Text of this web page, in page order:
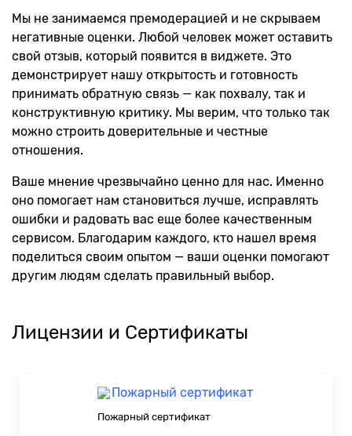
Мы не занимаемся премодерацией и не скрываем
негативные оценки. Любой человек может оставить
свой отзыв, который появится в виджете. Это
демонстрирует нашу открытость и готовность
принимать обратную связь — как похвалу, так и
конструктивную критику. Мы верим, что только так
можно строить доверительные и честные
отношения.
Ваше мнение чрезвычайно ценно для нас. Именно
оно помогает нам становиться лучше, исправлять
ошибки и радовать вас еще более качественным
сервисом. Благодарим каждого, кто нашел время
поделиться своим опытом — ваши оценки помогают
другим людям сделать правильный выбор.
Лицензии и Сертификаты
Пожарный сертификат